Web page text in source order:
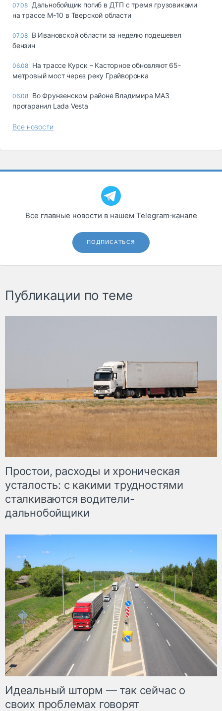
07.08 Дальнобойщик погиб в ДТП с тремя грузовиками
на трассе М-10 в Тверской области
07.08 В Ивановской области за неделю подешевел
бензин
06.08 На трассе Курск – Касторное обновляют 65-
метровый мост через реку Грайворонка
06.08 Во Фрунзенском районе Владимира МАЗ
протаранил Lada Vesta
Все новости
Все главные новости в нашем Telegram‑канале
ПОДПИСАТЬСЯ
Публикации по теме
Простои, расходы и хроническая
усталость: с какими трудностями
сталкиваются водители-
дальнобойщики
Идеальный шторм — так сейчас о
своих проблемах говорят